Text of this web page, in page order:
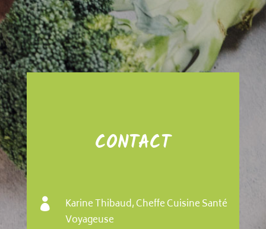
CONTACT

Karine Thibaud, Cheffe Cuisine Santé
Voyageuse